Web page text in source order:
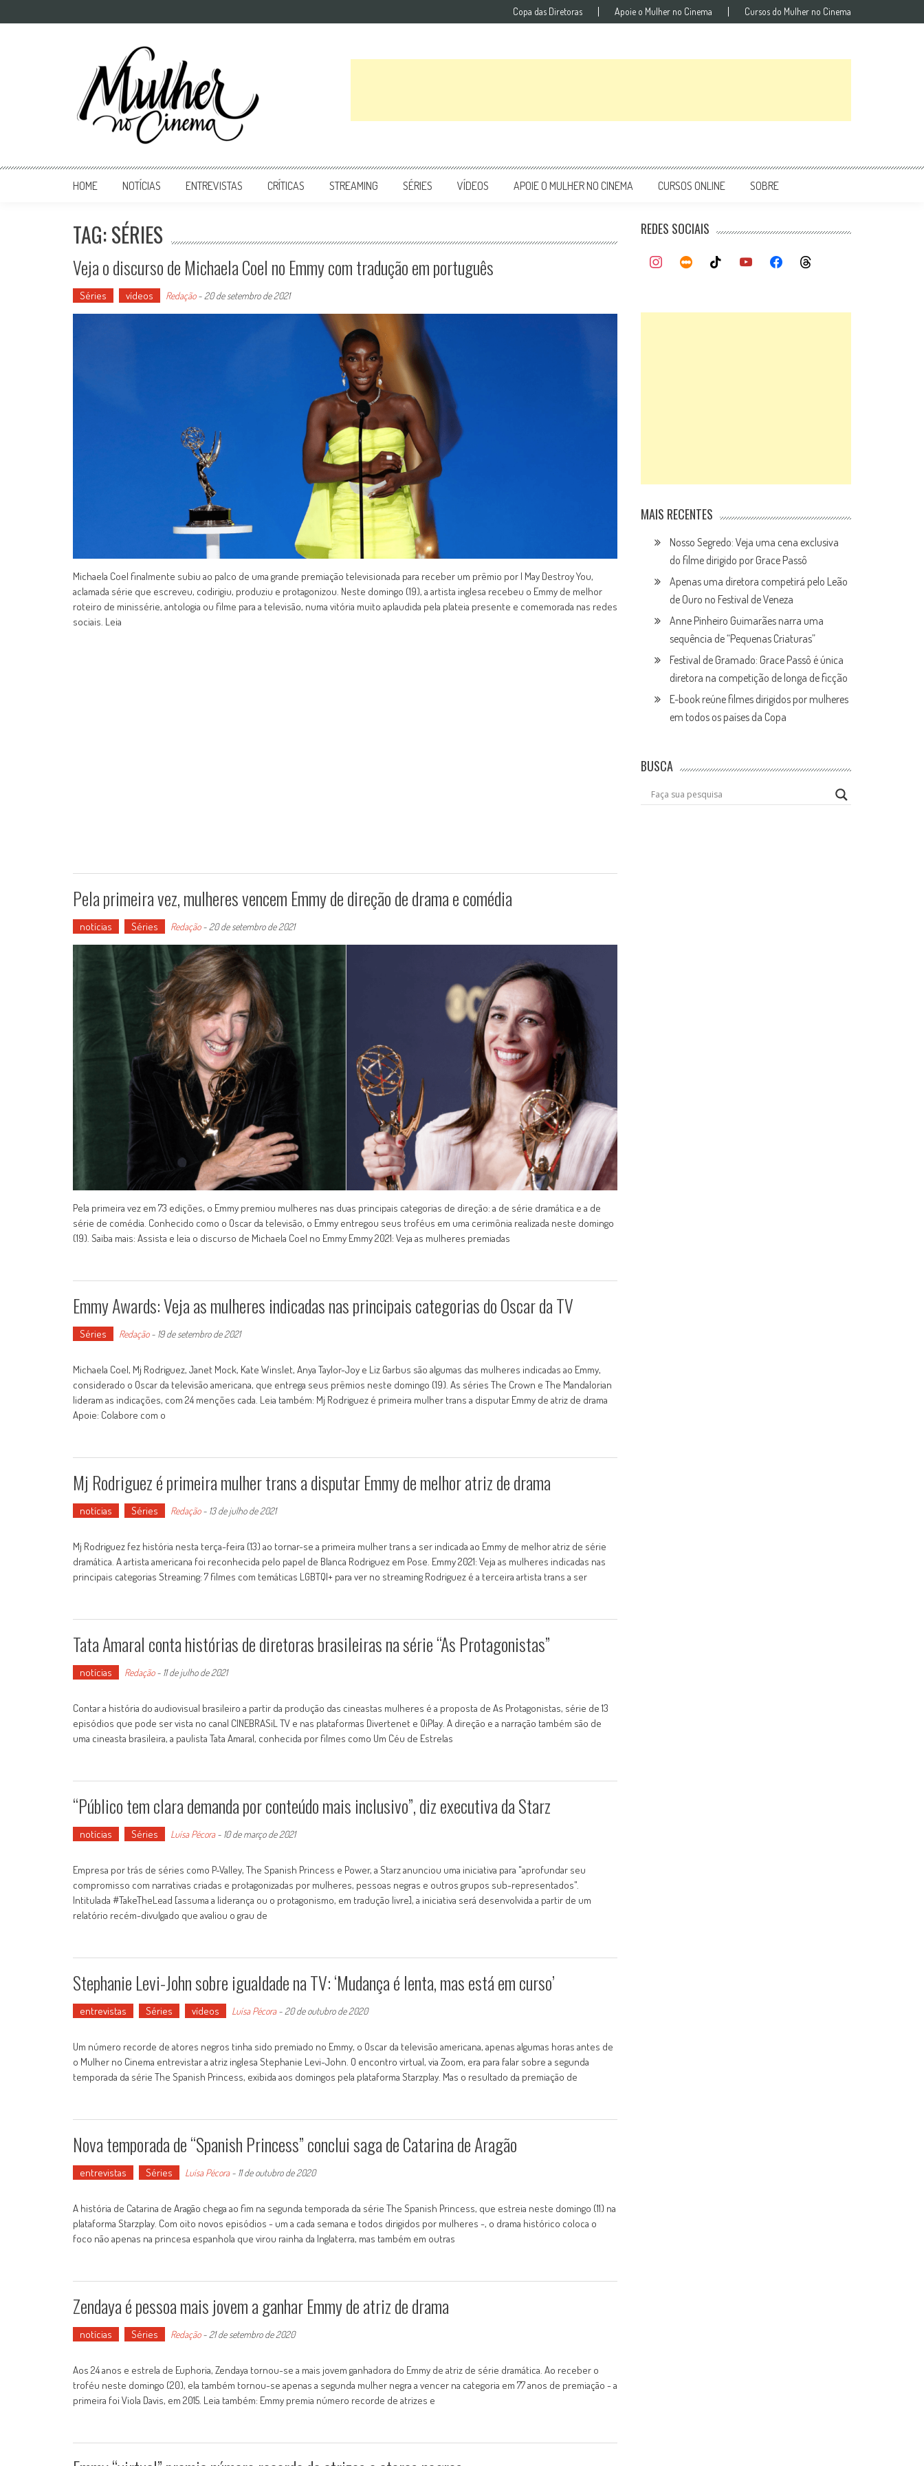
Copa das Diretoras Apoie o Mulher no Cinema Cursos do Mulher no Cinema
Mulher no Cinema
HOME NOTÍCIAS ENTREVISTAS CRÍTICAS STREAMING SÉRIES VÍDEOS APOIE O MULHER NO CINEMA CURSOS ONLINE SOBRE
TAG: SÉRIES
Veja o discurso de Michaela Coel no Emmy com tradução em português
Séries vídeos Redação- 20 de setembro de 2021
Michaela Coel finalmente subiu ao palco de uma grande premiação televisionada para receber um prêmio por I May Destroy You,
aclamada série que escreveu, codirigiu, produziu e protagonizou. Neste domingo (19), a artista inglesa recebeu o Emmy de melhor
roteiro de minissérie, antologia ou filme para a televisão, numa vitória muito aplaudida pela plateia presente e comemorada nas redes
sociais. Leia
Pela primeira vez, mulheres vencem Emmy de direção de drama e comédia
notícias Séries Redação- 20 de setembro de 2021
Pela primeira vez em 73 edições, o Emmy premiou mulheres nas duas principais categorias de direção: a de série dramática e a de
série de comédia. Conhecido como o Oscar da televisão, o Emmy entregou seus troféus em uma cerimônia realizada neste domingo
(19). Saiba mais: Assista e leia o discurso de Michaela Coel no Emmy Emmy 2021: Veja as mulheres premiadas
Emmy Awards: Veja as mulheres indicadas nas principais categorias do Oscar da TV
Séries Redação- 19 de setembro de 2021
Michaela Coel, Mj Rodriguez, Janet Mock, Kate Winslet, Anya Taylor-Joy e Liz Garbus são algumas das mulheres indicadas ao Emmy,
considerado o Oscar da televisão americana, que entrega seus prêmios neste domingo (19). As séries The Crown e The Mandalorian
lideram as indicações, com 24 menções cada. Leia também: Mj Rodriguez é primeira mulher trans a disputar Emmy de atriz de drama
Apoie: Colabore com o
Mj Rodriguez é primeira mulher trans a disputar Emmy de melhor atriz de drama
notícias Séries Redação- 13 de julho de 2021
Mj Rodriguez fez história nesta terça-feira (13) ao tornar-se a primeira mulher trans a ser indicada ao Emmy de melhor atriz de série
dramática. A artista americana foi reconhecida pelo papel de Blanca Rodriguez em Pose. Emmy 2021: Veja as mulheres indicadas nas
principais categorias Streaming: 7 filmes com temáticas LGBTQI+ para ver no streaming Rodriguez é a terceira artista trans a ser
Tata Amaral conta histórias de diretoras brasileiras na série “As Protagonistas”
notícias Redação- 11 de julho de 2021
Contar a história do audiovisual brasileiro a partir da produção das cineastas mulheres é a proposta de As Protagonistas, série de 13
episódios que pode ser vista no canal CINEBRASiL TV e nas plataformas Divertenet e OiPlay. A direção e a narração também são de
uma cineasta brasileira, a paulista Tata Amaral, conhecida por filmes como Um Céu de Estrelas
“Público tem clara demanda por conteúdo mais inclusivo”, diz executiva da Starz
notícias Séries Luísa Pécora- 10 de março de 2021
Empresa por trás de séries como P-Valley, The Spanish Princess e Power, a Starz anunciou uma iniciativa para "aprofundar seu
compromisso com narrativas criadas e protagonizadas por mulheres, pessoas negras e outros grupos sub-representados".
Intitulada #TakeTheLead [assuma a liderança ou o protagonismo, em tradução livre], a iniciativa será desenvolvida a partir de um
relatório recém-divulgado que avaliou o grau de
Stephanie Levi-John sobre igualdade na TV: ‘Mudança é lenta, mas está em curso’
entrevistas Séries vídeos Luísa Pécora- 20 de outubro de 2020
Um número recorde de atores negros tinha sido premiado no Emmy, o Oscar da televisão americana, apenas algumas horas antes de
o Mulher no Cinema entrevistar a atriz inglesa Stephanie Levi-John. O encontro virtual, via Zoom, era para falar sobre a segunda
temporada da série The Spanish Princess, exibida aos domingos pela plataforma Starzplay. Mas o resultado da premiação de
Nova temporada de “Spanish Princess” conclui saga de Catarina de Aragão
entrevistas Séries Luísa Pécora- 11 de outubro de 2020
A história de Catarina de Aragão chega ao fim na segunda temporada da série The Spanish Princess, que estreia neste domingo (11) na
plataforma Starzplay. Com oito novos episódios - um a cada semana e todos dirigidos por mulheres -, o drama histórico coloca o
foco não apenas na princesa espanhola que virou rainha da Inglaterra, mas também em outras
Zendaya é pessoa mais jovem a ganhar Emmy de atriz de drama
notícias Séries Redação- 21 de setembro de 2020
Aos 24 anos e estrela de Euphoria, Zendaya tornou-se a mais jovem ganhadora do Emmy de atriz de série dramática. Ao receber o
troféu neste domingo (20), ela também tornou-se apenas a segunda mulher negra a vencer na categoria em 77 anos de premiação - a
primeira foi Viola Davis, em 2015. Leia também: Emmy premia número recorde de atrizes e
REDES SOCIAIS
MAIS RECENTES
Nosso Segredo: Veja uma cena exclusiva
do filme dirigido por Grace Passô
Apenas uma diretora competirá pelo Leão
de Ouro no Festival de Veneza
Anne Pinheiro Guimarães narra uma
sequência de “Pequenas Criaturas”
Festival de Gramado: Grace Passô é única
diretora na competição de longa de ficção
E-book reúne filmes dirigidos por mulheres
em todos os países da Copa
BUSCA